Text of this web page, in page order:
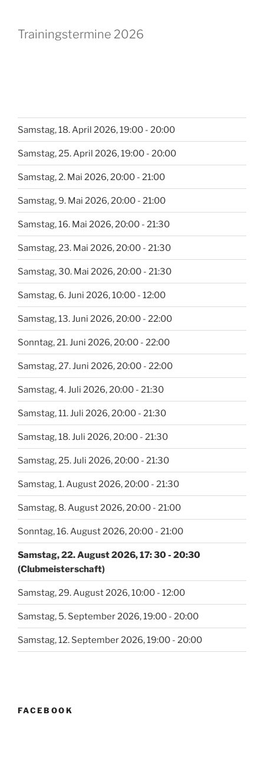
Trainingstermine 2026
Samstag, 18. April 2026, 19:00 - 20:00
Samstag, 25. April 2026, 19:00 - 20:00
Samstag, 2. Mai 2026, 20:00 - 21:00
Samstag, 9. Mai 2026, 20:00 - 21:00
Samstag, 16. Mai 2026, 20:00 - 21:30
Samstag, 23. Mai 2026, 20:00 - 21:30
Samstag, 30. Mai 2026, 20:00 - 21:30
Samstag, 6. Juni 2026, 10:00 - 12:00
Samstag, 13. Juni 2026, 20:00 - 22:00
Sonntag, 21. Juni 2026, 20:00 - 22:00
Samstag, 27. Juni 2026, 20:00 - 22:00
Samstag, 4. Juli 2026, 20:00 - 21:30
Samstag, 11. Juli 2026, 20:00 - 21:30
Samstag, 18. Juli 2026, 20:00 - 21:30
Samstag, 25. Juli 2026, 20:00 - 21:30
Samstag, 1. August 2026, 20:00 - 21:30
Samstag, 8. August 2026, 20:00 - 21:00
Sonntag, 16. August 2026, 20:00 - 21:00
Samstag, 22. August 2026, 17: 30 - 20:30
(Clubmeisterschaft)
Samstag, 29. August 2026, 10:00 - 12:00
Samstag, 5. September 2026, 19:00 - 20:00
Samstag, 12. September 2026, 19:00 - 20:00
FACEBOOK